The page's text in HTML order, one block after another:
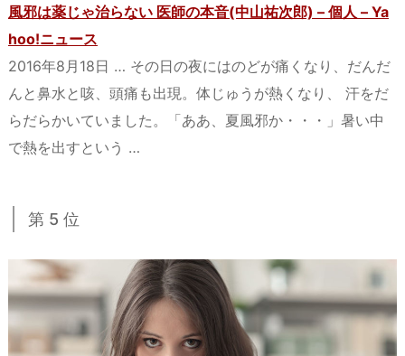
風邪は薬じゃ治らない 医師の本音(中山祐次郎) – 個人 – Ya
hoo!ニュース
2016年8月18日 … その日の夜にはのどが痛くなり、だんだ
んと鼻水と咳、頭痛も出現。体じゅうが熱くなり、 汗をだ
らだらかいていました。「ああ、夏風邪か・・・」暑い中
で熱を出すという …
第 5 位